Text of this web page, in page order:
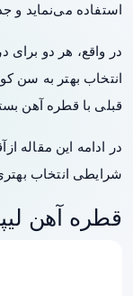
استفاده می‌نماید و
در واقع، هر دو
انتخاب بهتر به سن
قبلی با قطره آهن
در ادامه این مقاله
شرایطی انتخاب
قطره آهن